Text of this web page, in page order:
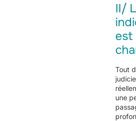
II/
est
Tout
une